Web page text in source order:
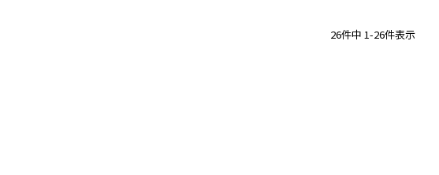
26件中 1-26件表示